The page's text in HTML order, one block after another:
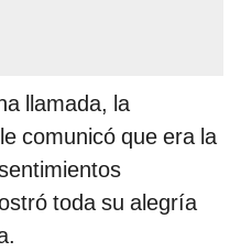
llamada, la
comunicó que era la
toda su alegría